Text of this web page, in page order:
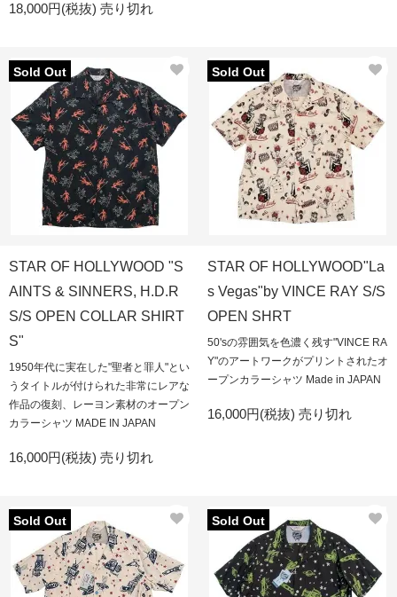
18,000円(税抜) 売り切れ
Sold Out
STAR OF HOLLYWOOD "S
AINTS & SINNERS, H.D.R
S/S OPEN COLLAR SHIRT
S"
1950年代に実在した"聖者と罪人"とい
うタイトルが付けられた非常にレアな
作品の復刻、レーヨン素材のオープン
カラーシャツ MADE IN JAPAN
16,000円(税抜) 売り切れ
Sold Out
STAR OF HOLLYWOOD"La
s Vegas"by VINCE RAY S/S
OPEN SHRT
50'sの雰囲気を色濃く残す"VINCE RA
Y"のアートワークがプリントされたオ
ープンカラーシャツ Made in JAPAN
16,000円(税抜) 売り切れ
Sold Out Sold Out